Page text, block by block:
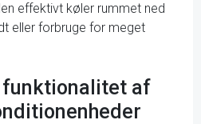
effektivt køler rummet ned
eller forbruge for meget
funktionalitet af